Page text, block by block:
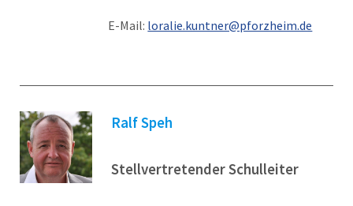
E-Mail: loralie.kuntner@pforzheim.de
Ralf Speh
Stellvertretender Schulleiter